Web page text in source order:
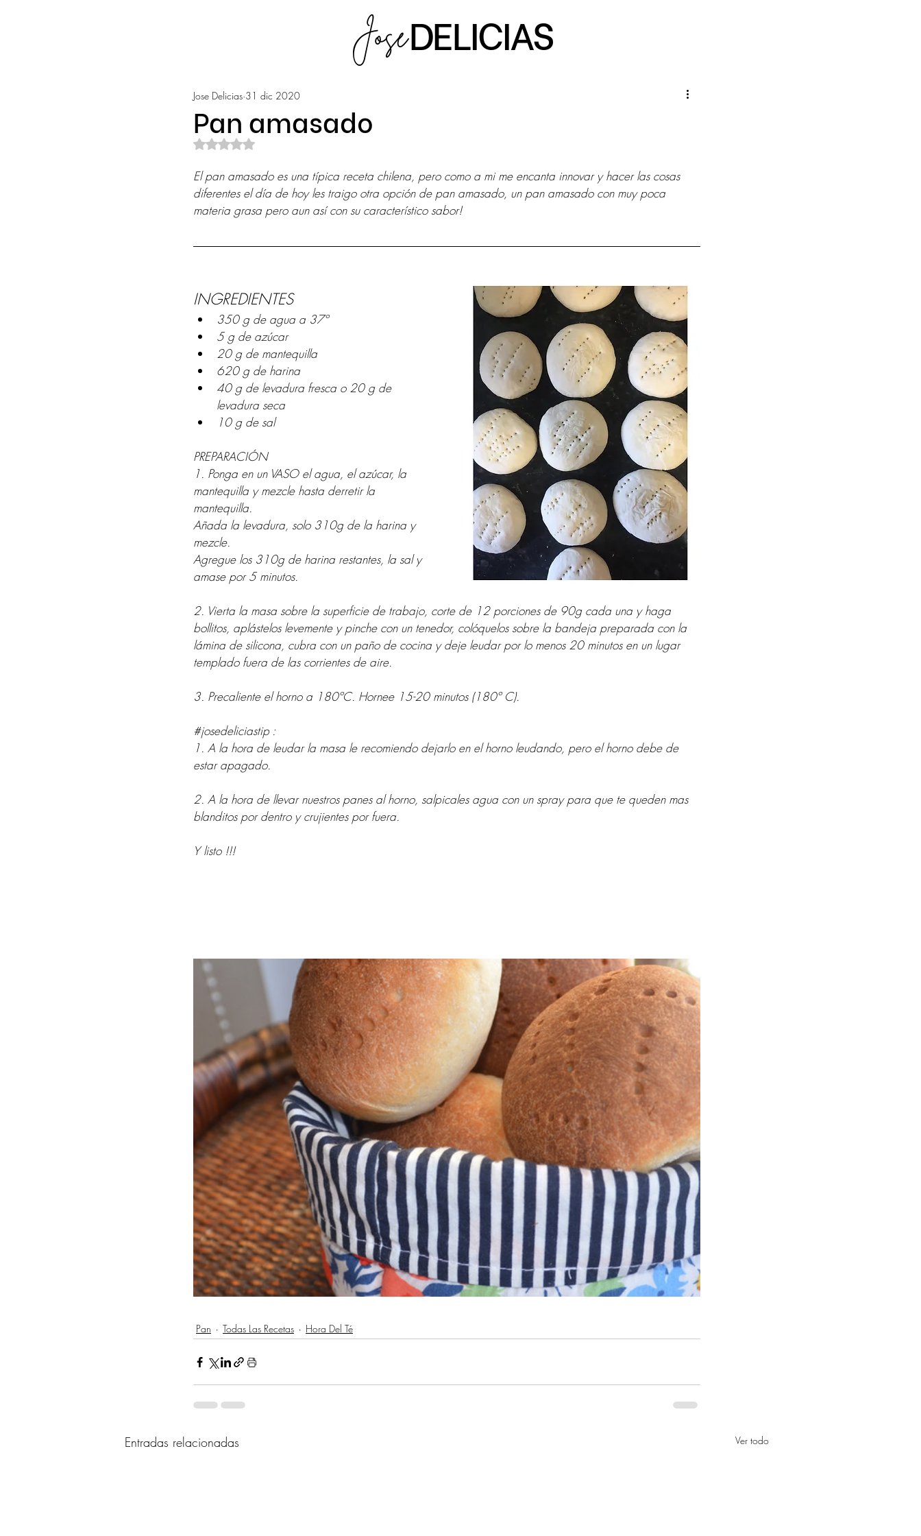
JoseDELICIAS
Pan amasado
Jose Delicias 31 dic 2020
Obtuvo NaN de 5 estrellas.
El pan amasado es una típica receta chilena, pero como a mi me encanta innovar y hacer las cosas
diferentes el día de hoy les traigo otra opción de pan amasado, un pan amasado con muy poca
materia grasa pero aun así con su característico sabor!
INGREDIENTES
350 g de agua a 37º
5 g de azúcar
20 g de mantequilla
620 g de harina
40 g de levadura fresca o 20 g de
levadura seca
10 g de sal
PREPARACIÓN
1. Ponga en un VASO el agua, el azúcar, la
mantequilla y mezcle hasta derretir la
mantequilla.
Añada la levadura, solo 310g de la harina y
mezcle.
Agregue los 310g de harina restantes, la sal y
amase por 5 minutos.
2. Vierta la masa sobre la superficie de trabajo, corte de 12 porciones de 90g cada una y haga
bollitos, aplástelos levemente y pinche con un tenedor, colóquelos sobre la bandeja preparada con la
lámina de silicona, cubra con un paño de cocina y deje leudar por lo menos 20 minutos en un lugar
templado fuera de las corrientes de aire.
3. Precaliente el horno a 180ºC. Hornee 15-20 minutos (180º C).
#josedeliciastip :
1. A la hora de leudar la masa le recomiendo dejarlo en el horno leudando, pero el horno debe de
estar apagado.
2. A la hora de llevar nuestros panes al horno, salpicales agua con un spray para que te queden mas
blanditos por dentro y crujientes por fuera.
Y listo !!!
Pan Todas Las Recetas Hora Del Té
Entradas relacionadas Ver todo